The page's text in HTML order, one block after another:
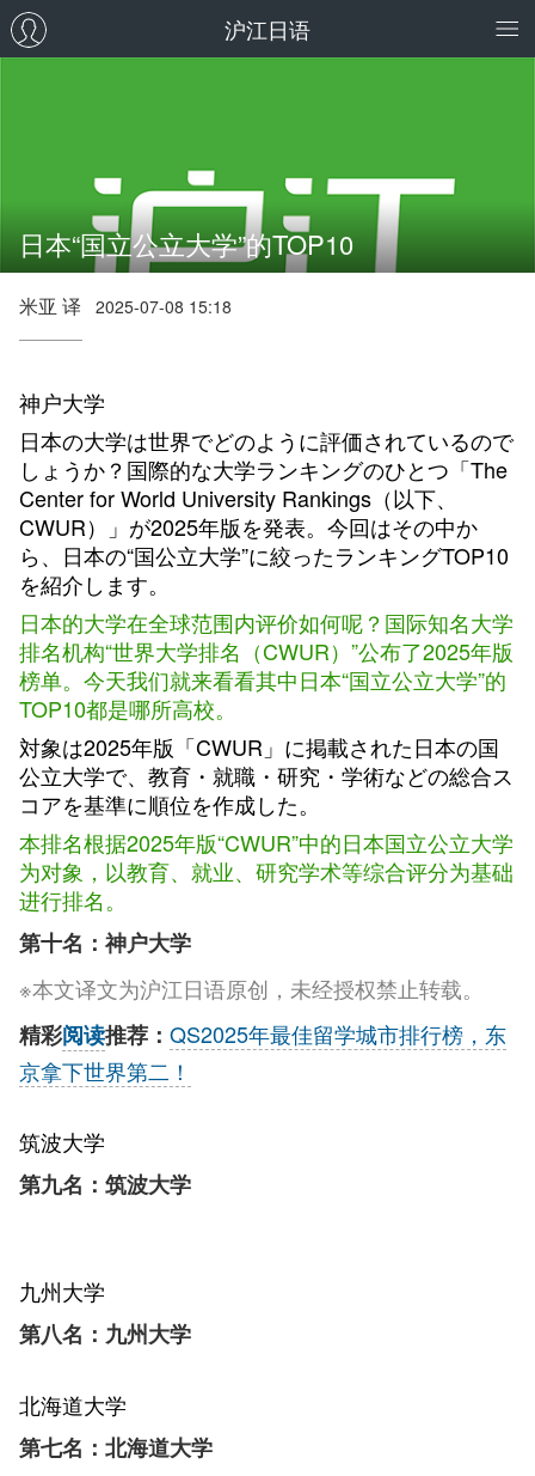
沪江日语
日本“国立公立大学”的TOP10
米亚 译 2025-07-08 15:18
神户大学
日本の大学は世界でどのように評価されているので
しょうか？国際的な大学ランキングのひとつ「The
Center for World University Rankings（以下、
CWUR）」が2025年版を発表。今回はその中か
ら、日本の“国公立大学”に絞ったランキングTOP10
を紹介します。
日本的大学在全球范围内评价如何呢？国际知名大学
排名机构“世界大学排名（CWUR）”公布了2025年版
榜单。今天我们就来看看其中日本“国立公立大学”的
TOP10都是哪所高校。
対象は2025年版「CWUR」に掲載された日本の国
公立大学で、教育・就職・研究・学術などの総合ス
コアを基準に順位を作成した。
本排名根据2025年版“CWUR”中的日本国立公立大学
为对象，以教育、就业、研究学术等综合评分为基础
进行排名。
第十名：神户大学
※本文译文为沪江日语原创，未经授权禁止转载。
精彩阅读推荐： QS2025年最佳留学城市排行榜，东
京拿下世界第二！
筑波大学
第九名：筑波大学
九州大学
第八名：九州大学
北海道大学
第七名：北海道大学